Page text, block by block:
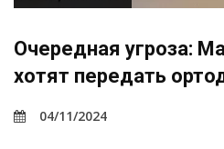
Очередная угроза:
хотят передать
04/11/2024